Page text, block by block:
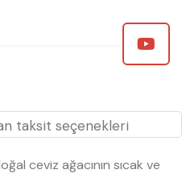
taksit seçenekleri
ceviz ağacının sıcak ve